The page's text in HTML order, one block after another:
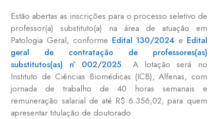
Estão abertas as inscrições para o processo seletivo de
professor(a) substituto(a) na área de atuação em
Patologia Geral, conforme Edital 130/2024 e Edital
geral de contratação de professores(as)
substitutos(as) nº 002/2025.. A lotação será no
Instituto de Ciências Biomédicas (ICB), Alfenas, com
jornada de trabalho de 40 horas semanais e
remuneração salarial de até R$ 6.356,02, para quem
apresentar titulação de doutorado.